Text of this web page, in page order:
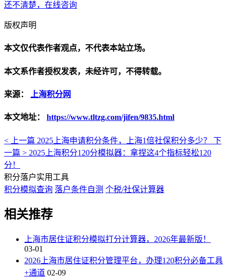
还不清楚，在线咨询
版权声明
本文仅代表作者观点，不代表本站立场。
本文系作者授权发表，未经许可，不得转载。
来源： 上海积分网
本文地址： https://www.tltzg.com/jifen/9835.html
< 上一篇 2025上海申请积分条件，上海1倍社保积分多少？ 下
一篇 > 2025上海积分120分模拟器：拿捏这4个指标轻松120
分！
积分落户实用工具
积分模拟查询 落户条件自测 个税/社保计算器
相关推荐
上海市居住证积分模拟打分计算器，2026年最新版！
03-01
2026上海市居住证积分管理平台，办理120积分必备工具
+通道 02-09